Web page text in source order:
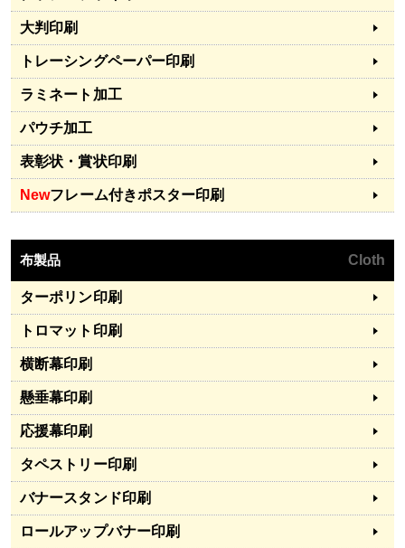
大判印刷
トレーシングペーパー印刷
ラミネート加工
パウチ加工
表彰状・賞状印刷
Newフレーム付きポスター印刷
布製品 Cloth
ターポリン印刷
トロマット印刷
横断幕印刷
懸垂幕印刷
応援幕印刷
タペストリー印刷
バナースタンド印刷
ロールアップバナー印刷